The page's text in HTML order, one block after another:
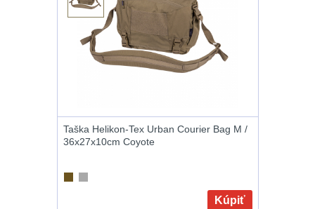
Multi-range32
Krátka a střední
16
Príslušenstvo pre
9
OBLEČENIE
Taška Helikon-Tex Urban Courier Bag M /
36x27x10cm Coyote
Kúpiť